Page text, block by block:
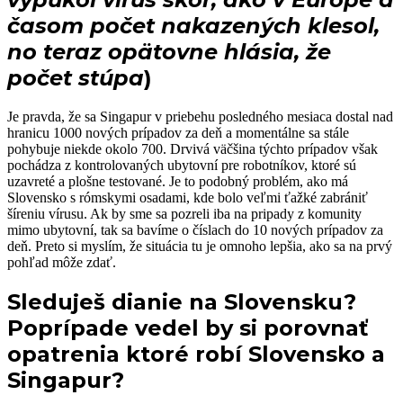
časom počet nakazených klesol,
no teraz opätovne hlásia, že
počet stúpa)
Je pravda, že sa Singapur v priebehu posledného mesiaca dostal nad
hranicu 1000 nových prípadov za deň a momentálne sa stále
pohybuje niekde okolo 700. Drvivá väčšina týchto prípadov však
pochádza z kontrolovaných ubytovní pre robotníkov, ktoré sú
uzavreté a plošne testované. Je to podobný problém, ako má
Slovensko s rómskymi osadami, kde bolo veľmi ťažké zabrániť
šíreniu vírusu. Ak by sme sa pozreli iba na pripady z komunity
mimo ubytovní, tak sa bavíme o číslach do 10 nových prípadov za
deň. Preto si myslím, že situácia tu je omnoho lepšia, ako sa na prvý
pohľad môže zdať.
Sleduješ dianie na Slovensku?
Poprípade vedel by si porovnať
opatrenia ktoré robí Slovensko a
Singapur?